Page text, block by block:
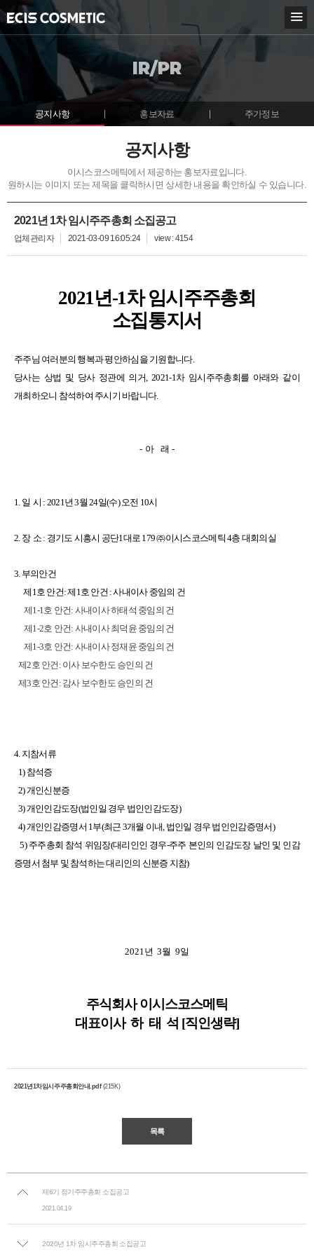
ECIS
자료
정보
IR/PR
공지사항 홍보자료 주가정보
공지사항
이시스코스메틱에서 제공하는 홍보자료입니다.
원하시는 이미지 또는 제목을 클릭하시면 상세한 내용을 확인하실 수 있습니다.
2021년 1차 임시주주총회 소집공고
업체관리자 2021-03-09 16:05:24 view : 4154
2021년-1차 임시주주총회
소집통지서
주주님 여러분의 행복과 평안하심을 기원합니다.
당사는 상법 및 당사 정관에 의거, 2021-1차임시주주총회를 아래와 같이
개최하오니 참석하여 주시기 바랍니다.
- 아 래-
1. 일 시 : 2021년 3월 24일(수) 오전 10시
2. 장 소 : 경기도 시흥시 공단1대로 179 ㈜이시스코스메틱 4층 대회의실
3. 부의안건
제1호 안건: 제1호 안건 : 사내이사 중임의 건
제1-1호 안건: 사내이사 하태석 중임의 건
제1-2호 안건: 사내이사 최덕윤 중임의 건
제1-3호 안건: 사내이사 정재윤 중임의 건
제2호 안건: 이사 보수한도 승인의 건
제3호 안건: 감사 보수한도 승인의 건
4. 지참서류
1) 참석증
2)개인신분증
3)개인인감도장(법인일 경우 법인인감도장)
4)개인인감증명서 1부(최근 3개월 이내, 법인일 경우 법인인감증명서)
5) 주주총회 참석 위임장(대리인인 경우-주주 본인의 인감도장 날인 및 인감
증명서 첨부 및 참석하는 대리인의 신분증 지참)
2021년 3월 9일
주식회사 이시스코스메틱
대표이사 하 태 석 [직인생략]
2021년1차임시주주총회안내.pdf(215K)
목록
제6기 정기주주총회 소집공고
2021.04.19
2020년 1차 임시주주총회 소집공고